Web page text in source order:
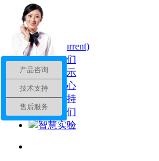
首页
(current)
关于我们
产品展示
新闻中心
服务支持
联系我们
智慧实验
产品咨询
技术支持
售后服务